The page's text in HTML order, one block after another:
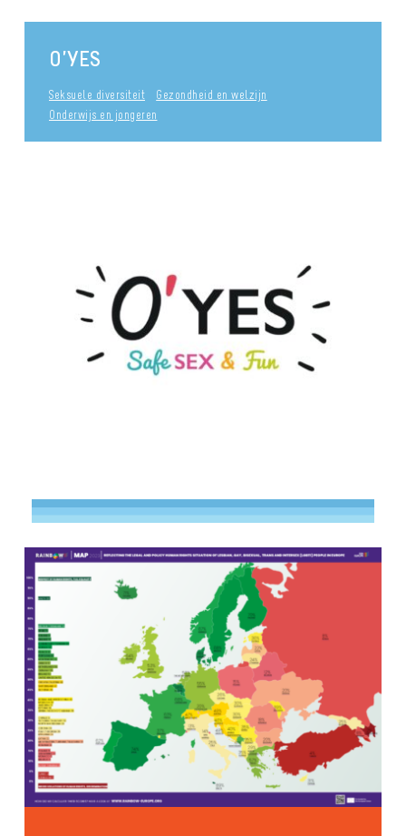
O’YES
Seksuele diversiteit
Gezondheid en welzijn
Onderwijs en jongeren